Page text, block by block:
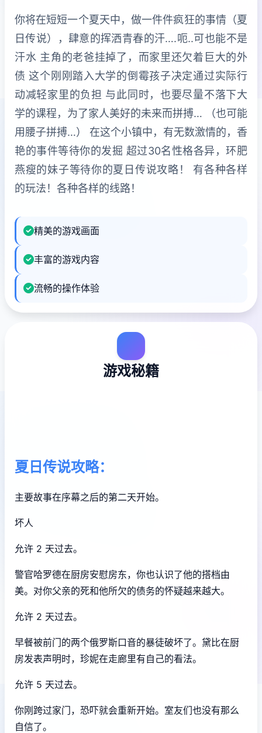
你将在短短一个夏天中，做一件件疯狂的事情（夏
日传说），肆意的挥洒青春的汗….呃..可也能不是
汗水 主角的老爸挂掉了，而家里还欠着巨大的外
债 这个刚刚踏入大学的倒霉孩子决定通过实际行
动减轻家里的负担 与此同时，也要尽量不落下大
学的课程，为了家人美好的未来而拼搏… （也可能
用腰子拼搏…） 在这个小镇中，有无数激情的，香
艳的事件等待你的发掘 超过30名性格各异，环肥
燕瘦的妹子等待你的夏日传说攻略！ 有各种各样
的玩法！各种各样的线路！
精美的游戏画面
丰富的游戏内容
流畅的操作体验
游戏秘籍
夏日传说攻略：
主要故事在序幕之后的第二天开始。
坏人
允许 2 天过去。
警官哈罗德在厨房安慰房东，你也认识了他的搭档由
美。对你父亲的死和他所欠的债务的怀疑越来越大。
允许 2 天过去。
早餐被前门的两个俄罗斯口音的暴徒破坏了。黛比在厨
房发表声明时，珍妮在走廊里有自己的看法。
允许 5 天过去。
你刚跨过家门，恐吓就会重新开始。室友们也没有那么
自信了。